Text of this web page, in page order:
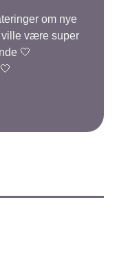
om nye
ville være super
🤍